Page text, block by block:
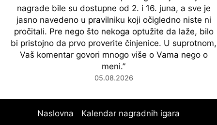
nagrade bile su dostupne od 2. i 16. juna, a sve je
jasno navedeno u pravilniku koji očigledno niste ni
pročitali. Pre nego što nekoga optužite da laže, bilo
bi pristojno da prvo proverite činjenice. U suprotnom,
Vaš komentar govori mnogo više o Vama nego o
meni.”
05.08.2026
Naslovna
Kalendar nagradnih igara